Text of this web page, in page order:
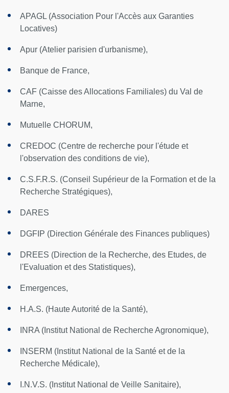
APAGL (Association Pour l'Accès aux Garanties
Locatives)
Apur (Atelier parisien d'urbanisme),
Banque de France,
CAF (Caisse des Allocations Familiales) du Val de
Marne,
Mutuelle CHORUM,
CREDOC (Centre de recherche pour l'étude et
l'observation des conditions de vie),
C.S.F.R.S. (Conseil Supérieur de la Formation et de la
Recherche Stratégiques),
DARES
DGFIP (Direction Générale des Finances publiques)
DREES (Direction de la Recherche, des Etudes, de
l'Evaluation et des Statistiques),
Emergences,
H.A.S. (Haute Autorité de la Santé),
INRA (Institut National de Recherche Agronomique),
INSERM (Institut National de la Santé et de la
Recherche Médicale),
I.N.V.S. (Institut National de Veille Sanitaire),